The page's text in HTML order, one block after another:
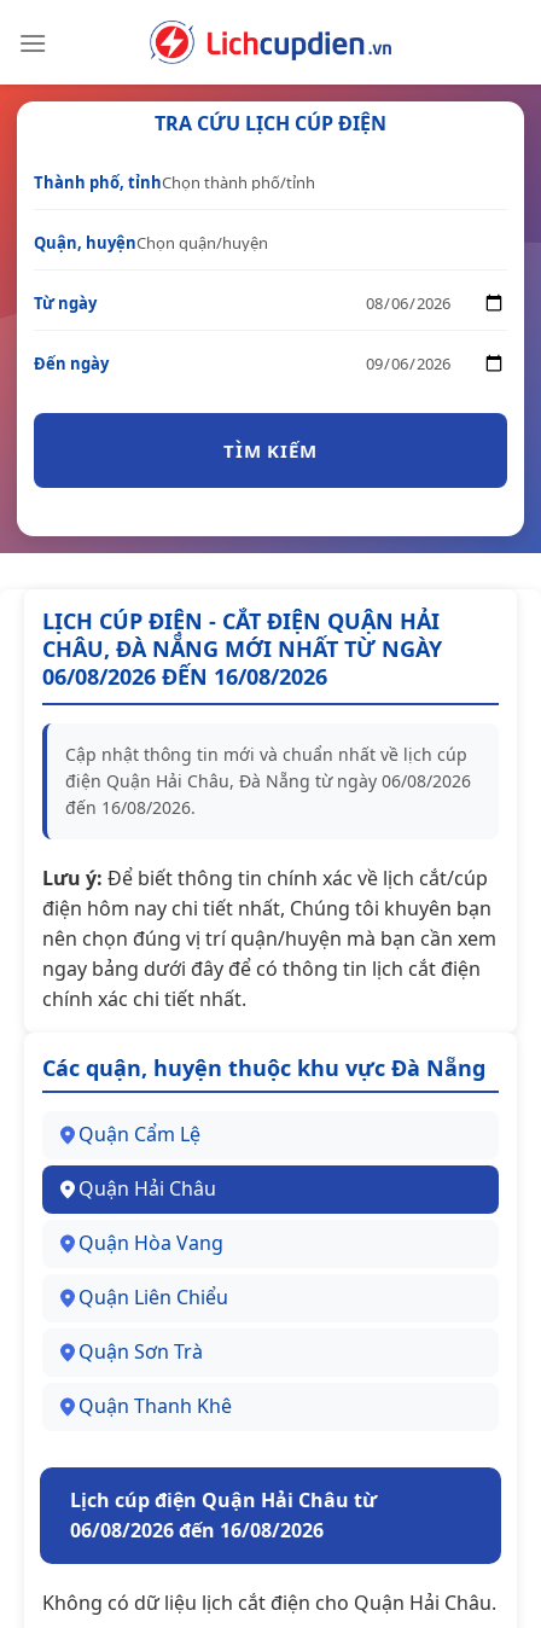
TRA CỨU LỊCH CÚP ĐIỆN
Thành phố, tỉnh
Quận, huyện
Từ ngày
Đến ngày
TÌM KIẾM
LỊCH CÚP ĐIỆN - CẮT ĐIỆN QUẬN HẢI
CHÂU, ĐÀ NẴNG MỚI NHẤT TỪ NGÀY
06/08/2026 ĐẾN 16/08/2026
Cập nhật thông tin mới và chuẩn nhất về lịch cúp
điện Quận Hải Châu, Đà Nẵng từ ngày 06/08/2026
đến 16/08/2026.
Lưu ý: Để biết thông tin chính xác về lịch cắt/cúp
điện hôm nay chi tiết nhất, Chúng tôi khuyên bạn
nên chọn đúng vị trí quận/huyện mà bạn cần xem
ngay bảng dưới đây để có thông tin lịch cắt điện
chính xác chi tiết nhất.
Các quận, huyện thuộc khu vực Đà Nẵng
Quận Cẩm Lệ
Quận Hải Châu
Quận Hòa Vang
Quận Liên Chiểu
Quận Sơn Trà
Quận Thanh Khê
Lịch cúp điện Quận Hải Châu từ
06/08/2026 đến 16/08/2026
Không có dữ liệu lịch cắt điện cho Quận Hải Châu.